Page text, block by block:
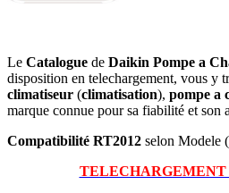
Le Catalogue de Daikin Pompe a
disposition en telechargement, vous y
climatiseur (climatisation), pompe a
marque connue pour sa fiabilité et son
Compatibilité RT2012 selon Modele
TELECHARGEMENT